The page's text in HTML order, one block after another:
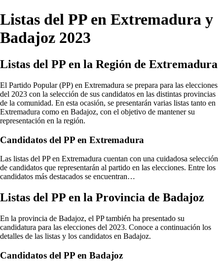
Listas del PP en Extremadura y
Badajoz 2023
Listas del PP en la Región de Extremadura
El Partido Popular (PP) en Extremadura se prepara para las elecciones
del 2023 con la selección de sus candidatos en las distintas provincias
de la comunidad. En esta ocasión, se presentarán varias listas tanto en
Extremadura como en Badajoz, con el objetivo de mantener su
representación en la región.
Candidatos del PP en Extremadura
Las listas del PP en Extremadura cuentan con una cuidadosa selección
de candidatos que representarán al partido en las elecciones. Entre los
candidatos más destacados se encuentran…
Listas del PP en la Provincia de Badajoz
En la provincia de Badajoz, el PP también ha presentado su
candidatura para las elecciones del 2023. Conoce a continuación los
detalles de las listas y los candidatos en Badajoz.
Candidatos del PP en Badajoz